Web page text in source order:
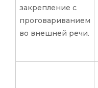
закрепление с
проговариванием
во внешней речи.